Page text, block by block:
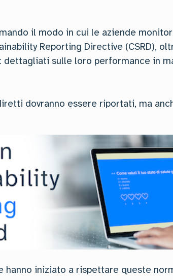
il modo in cui le aziende
Reporting Directive (CSRD),
sulle loro performance in
dovranno essere riportati, ma
hanno iniziato a rispettare queste